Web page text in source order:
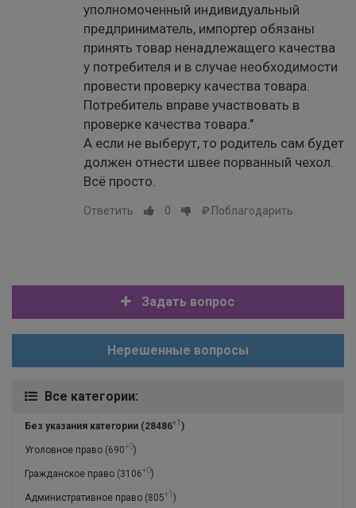
уполномоченный индивидуальный
предприниматель, импортер обязаны
принять товар ненадлежащего качества
у потребителя и в случае необходимости
провести проверку качества товара.
Потребитель вправе участвовать в
проверке качества товара."
А если не выберут, то родитель сам будет
должен отнести швее порванный чехол.
Всё просто.
Ответить 0 Поблагодарить
Задать вопрос
Нерешенные вопросы
Все категории:
Без указания категории (28486+1 )
Уголовное право (690+0)
Гражданское право (3106+0)
Административное право (805+1 )